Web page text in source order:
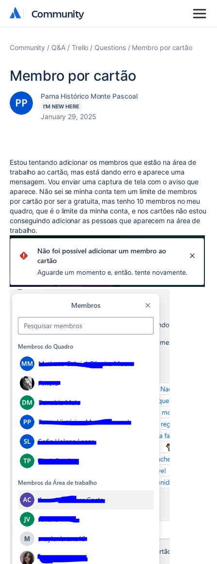
Community
Community
Community Q&A Trello Questions Membro por cartão
Membro por cartão
Parna Histórico Monte Pascoal
I'M NEW HERE
January 29, 2025
Estou tentando adicionar os membros que estão na área de
trabalho ao cartão, mas está dando erro e aparece uma
mensagem. Vou enviar uma captura de tela com o aviso que
aparece. Não sei se minha conta tem um limite de membros
por cartão por ser a gratuita, mas tenho 10 membros no meu
quadro, que é o limite da minha conta, e nos cartões não estou
conseguindo adicionar as pessoas que aparecem na área de
trabalho.